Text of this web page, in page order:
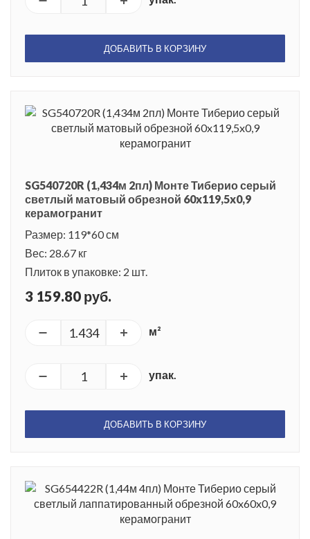
ДОБАВИТЬ В КОРЗИНУ
SG540720R (1,434м 2пл) Монте Тиберио серый
светлый матовый обрезной 60x119,5x0,9
керамогранит
Размер: 119*60 см
Вес: 28.67 кг
Плиток в упаковке: 2 шт.
3 159.80 руб.
м²
упак.
ДОБАВИТЬ В КОРЗИНУ